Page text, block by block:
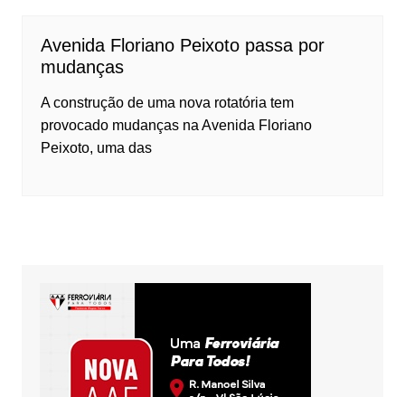
Avenida Floriano Peixoto passa por
mudanças
A construção de uma nova rotatória tem
provocado mudanças na Avenida Floriano
Peixoto, uma das